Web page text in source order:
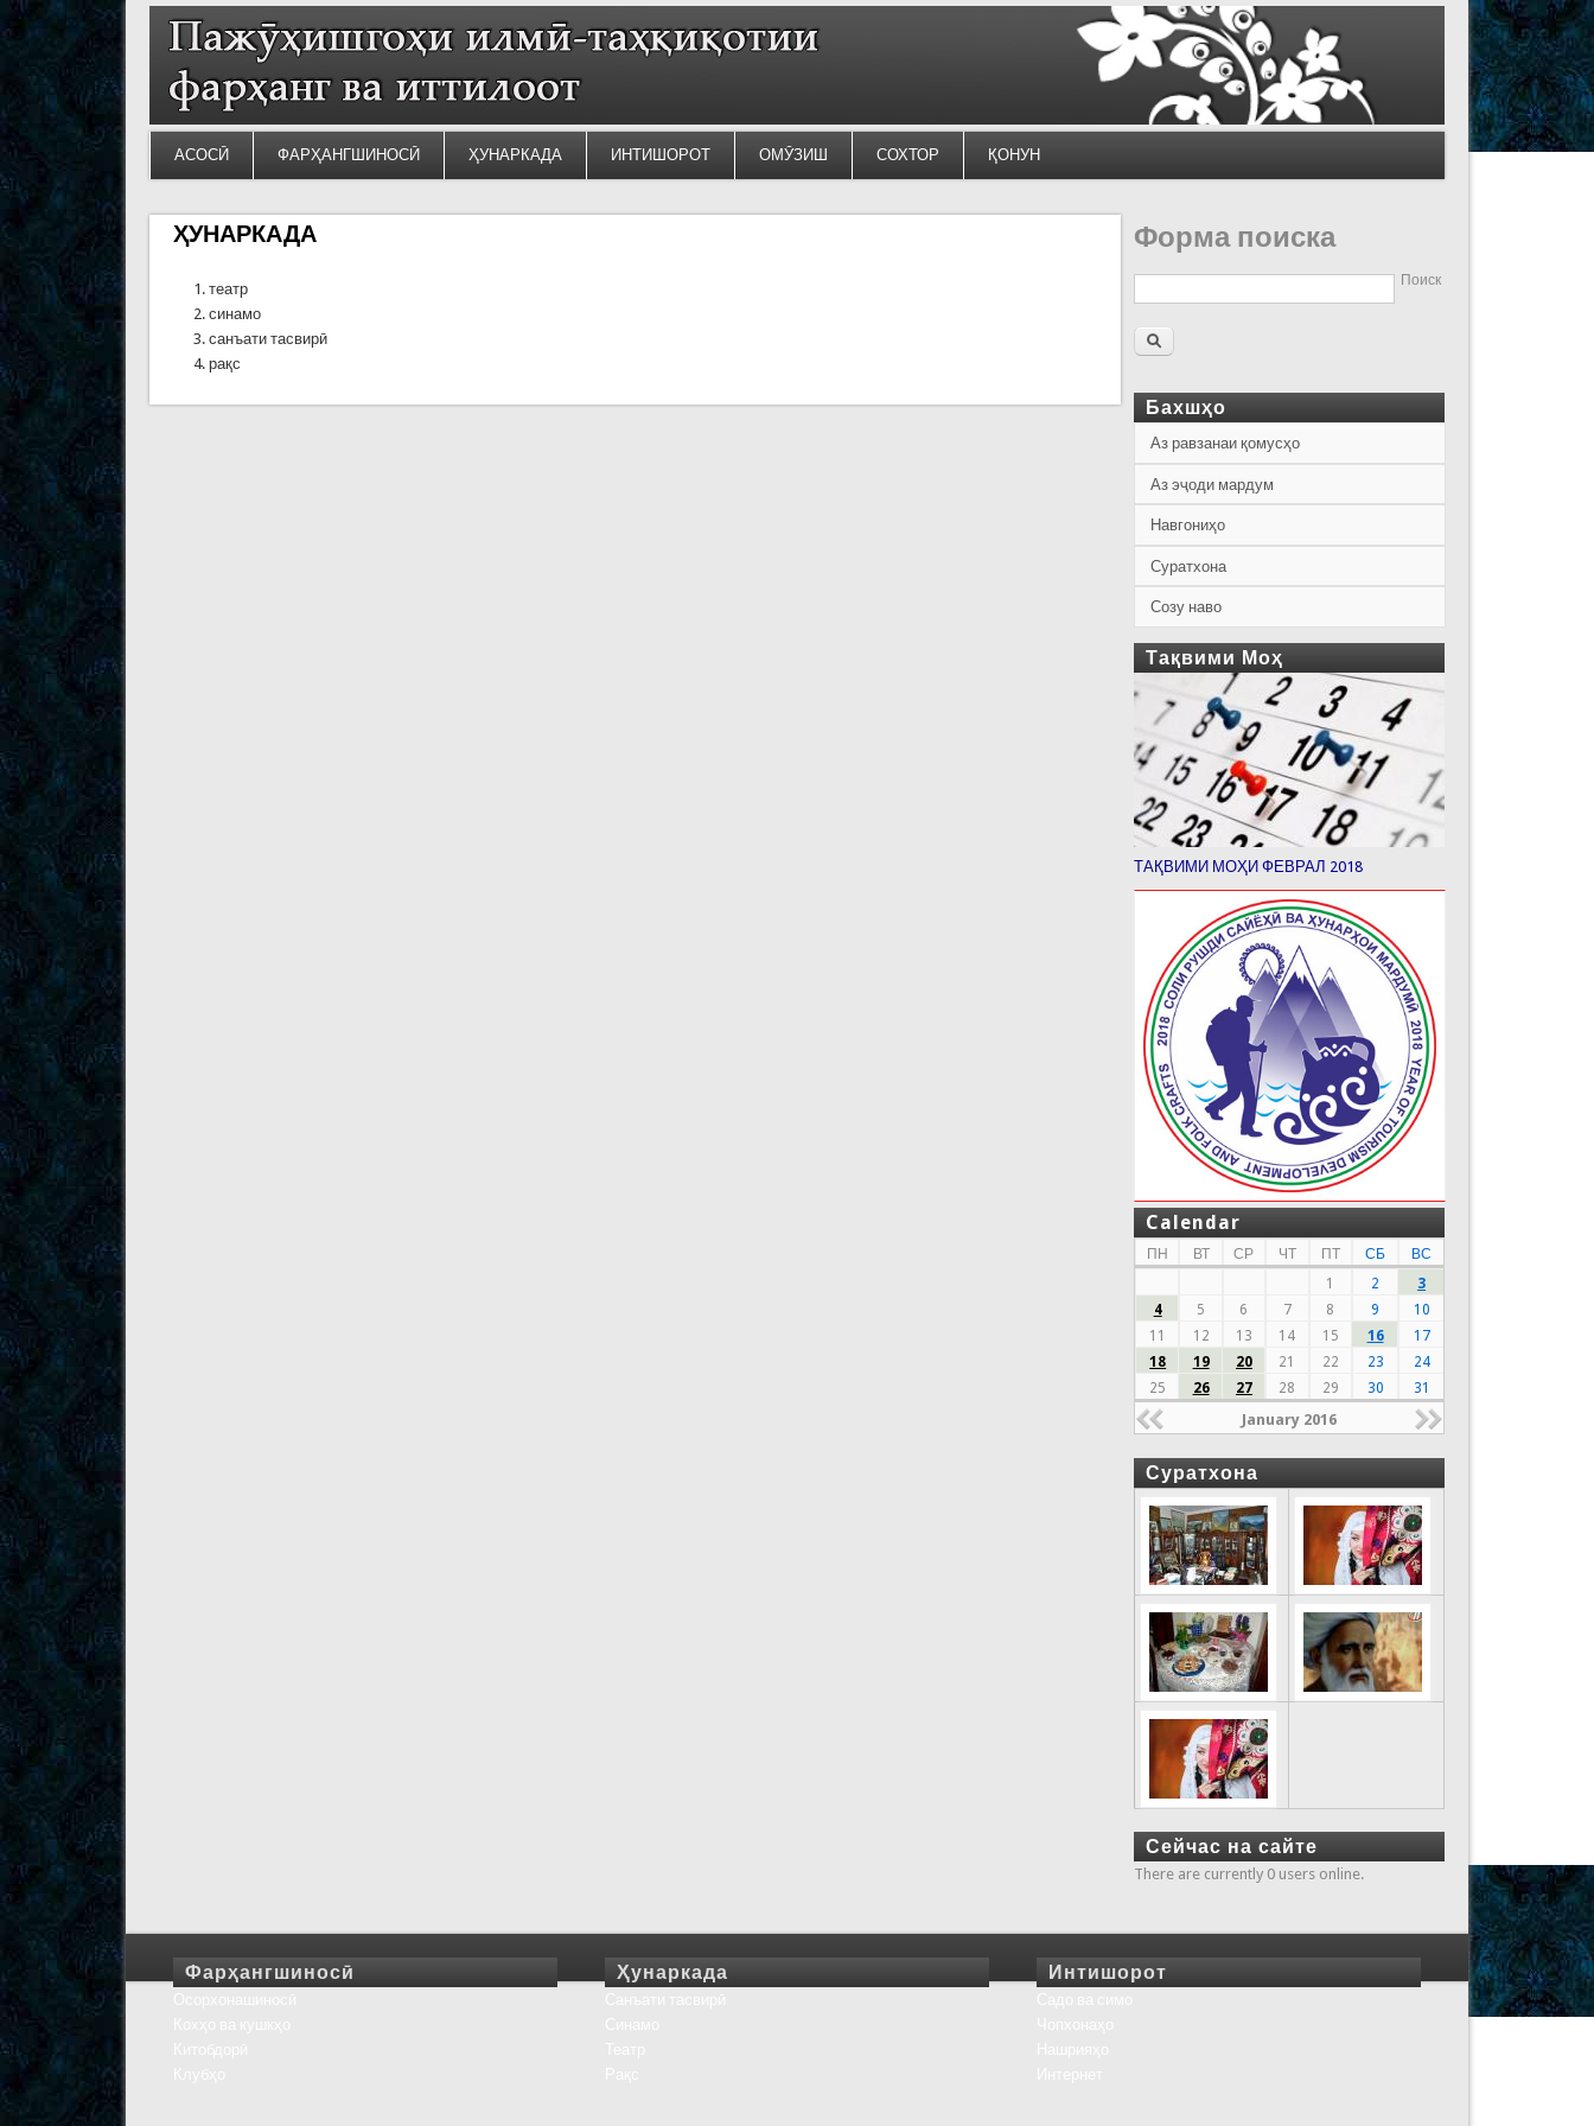
АСОСӢ ФАРҲАНГШИНОСӢ ҲУНАРКАДА ИНТИШОРОТ ОМӮЗИШ СОХТОР ҚОНУН
ҲУНАРКАДА
театр
синамо
санъати тасвирӣ
рақс
Форма поиска
Поиск
Бахшҳо
Аз равзанаи қомусҳо
Аз эҷоди мардум
Навгониҳо
Суратхона
Созу наво
Тақвими Моҳ
ТАҚВИМИ МОҲИ ФЕВРАЛ 2018
Calendar
ПН ВТ СР ЧТ ПТ СБ
ВС
1
2
3
4
5 6 7 8 9
10
11
12 13 14 15 16
17
18
19 20 21 22 23
24
25
26 27 28 29 30 31
January 2016
Суратхона
Сейчас на сайте
There are currently 0 users online.
Фарҳангшиносӣ Ҳунаркада Интишорот